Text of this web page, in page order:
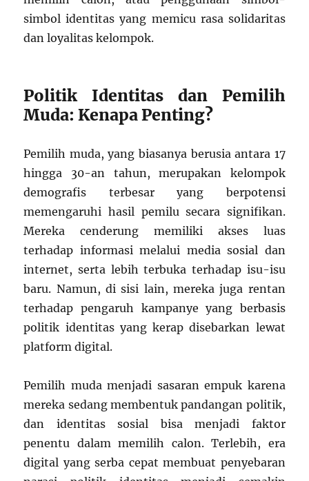
simbol identitas yang memicu rasa solidaritas
dan loyalitas kelompok.
Politik Identitas dan Pemilih
Muda: Kenapa Penting?
Pemilih muda, yang biasanya berusia antara 17
hingga 30-an tahun, merupakan kelompok
demografis terbesar yang berpotensi
memengaruhi hasil pemilu secara signifikan.
Mereka cenderung memiliki akses luas
terhadap informasi melalui media sosial dan
internet, serta lebih terbuka terhadap isu-isu
baru. Namun, di sisi lain, mereka juga rentan
terhadap pengaruh kampanye yang berbasis
politik identitas yang kerap disebarkan lewat
platform digital.
Pemilih muda menjadi sasaran empuk karena
mereka sedang membentuk pandangan politik,
dan identitas sosial bisa menjadi faktor
penentu dalam memilih calon. Terlebih, era
digital yang serba cepat membuat penyebaran